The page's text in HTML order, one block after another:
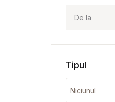
Tipul